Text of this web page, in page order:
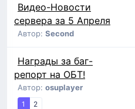
Видео-Новости
сервера за 5 Апреля
Автор: Second
Награды за баг-
репорт на ОБТ!
Автор: osuplayer
1 2